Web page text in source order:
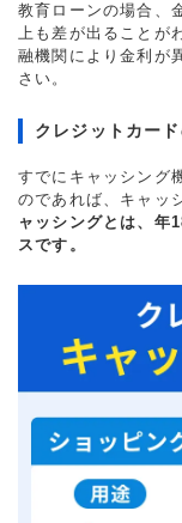
教育ローンの場合、
上も差が出ることが
融機関により金利が
さい。
クレジットカー
すでにキャッシング
のであれば、キャッ
ャッシングとは、年
スです。